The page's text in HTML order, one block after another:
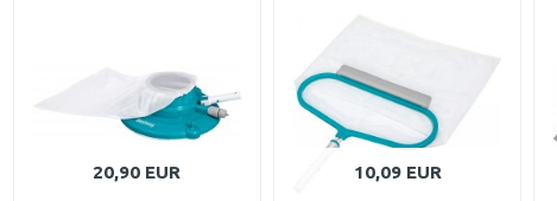
20,90 EUR 10,09 EUR